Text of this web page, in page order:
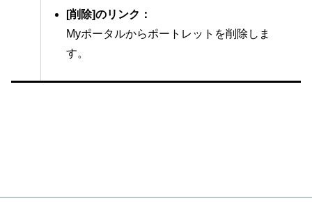
[削除]のリンク：
Myポータルからポートレットを削除しま
す。